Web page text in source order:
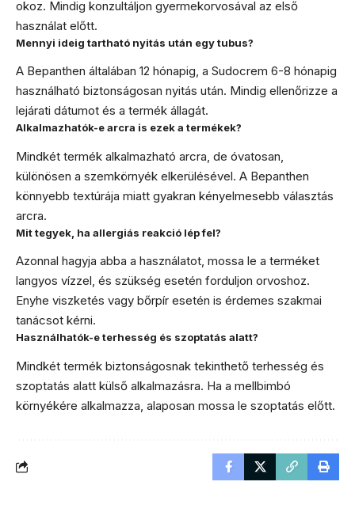
okoz. Mindig konzultáljon gyermekorvosával az első
használat előtt.
Mennyi ideig tartható nyitás után egy tubus?
A Bepanthen általában 12 hónapig, a Sudocrem 6-8 hónapig
használható biztonságosan nyitás után. Mindig ellenőrizze a
lejárati dátumot és a termék állagát.
Alkalmazhatók-e arcra is ezek a termékek?
Mindkét termék alkalmazható arcra, de óvatosan,
különösen a szemkörnyék elkerülésével. A Bepanthen
könnyebb textúrája miatt gyakran kényelmesebb választás
arcra.
Mit tegyek, ha allergiás reakció lép fel?
Azonnal hagyja abba a használatot, mossa le a terméket
langyos vízzel, és szükség esetén forduljon orvoshoz.
Enyhe viszketés vagy bőrpír esetén is érdemes szakmai
tanácsot kérni.
Használhatók-e terhesség és szoptatás alatt?
Mindkét termék biztonságosnak tekinthető terhesség és
szoptatás alatt külső alkalmazásra. Ha a mellbimbó
környékére alkalmazza, alaposan mossa le szoptatás előtt.